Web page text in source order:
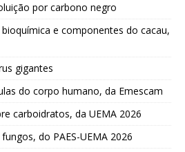
por carbono negro
e componentes do cacau,
gigantes
do corpo humano, da Emescam
carboidratos, da UEMA 2026
do PAES-UEMA 2026